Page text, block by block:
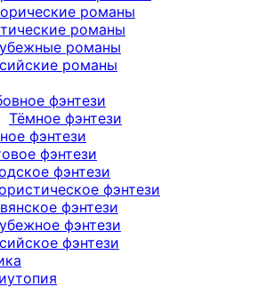
романы
романы
романы
романы
фэнтези
Тёмное фэнтези
фэнтези
фэнтези
фэнтези
фэнтези
фэнтези
фэнтези
фэнтези